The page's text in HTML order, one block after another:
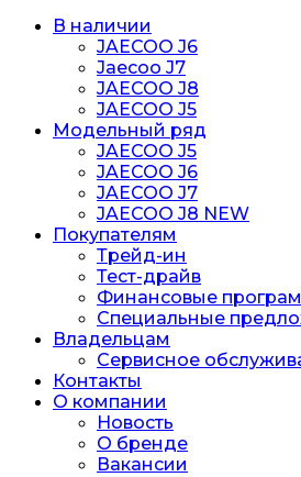
В наличии
JAECOO J6
Jaecoo J7
JAECOO J8
JAECOO J5
Модельный ряд
JAECOO J5
JAECOO J6
JAECOO J7
JAECOO J8 NEW
Покупателям
Трейд-ин
Тест-драйв
Финансовые
Специальные
Владельцам
Сервисное
Контакты
О компании
Новость
O бренде
Вакансии